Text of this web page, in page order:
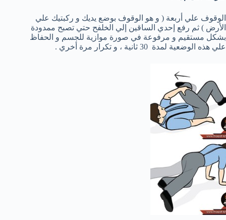
الوقوف علي أربعة ( و هو الوقوف بوضع يديك و ركبتيك علي
الأرض ) ثم رفع إحدي الساقين إلي الخلفح حتي تصبح ممدودة
بشكل مستقيم و مرفوعة في صورة موازية للجسم و الحفاظ
علي هذه الوضعية لمدة 30 ثانية ، و تكرار مرة أخري .